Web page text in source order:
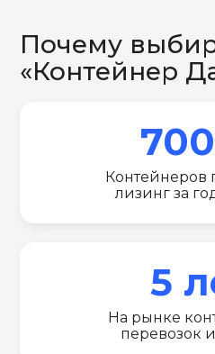
Почему
«Контейнер
Контейнеров
лизинг за
5
На рынке
перевозок